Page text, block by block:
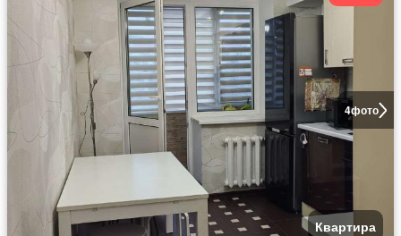
4фото
Квартира